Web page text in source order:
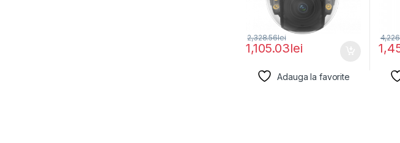
1,105.03lei
2,328.56lei
Adauga la favorite